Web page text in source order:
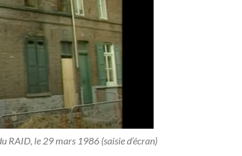
RAID, le 29 mars 1986 (saisie d’écran)